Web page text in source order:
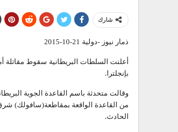
شارك
ذمار نيوز -دولية 21-10-2015
بإنجلترا.
وقالت متحدثة باسم القاعدة الجوية
من القاعدة الواقعة بمقاطعة(سافولك) شرق
الحادث.